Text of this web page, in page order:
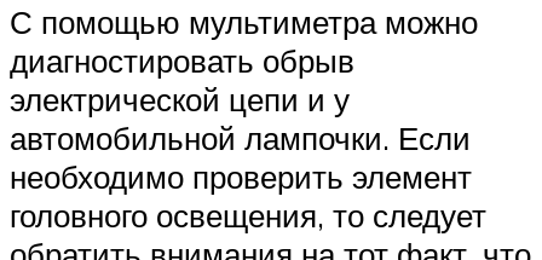
С помощью мультиметра можно
диагностировать обрыв
электрической цепи и у
автомобильной лампочки. Если
необходимо проверить элемент
головного освещения, то следует